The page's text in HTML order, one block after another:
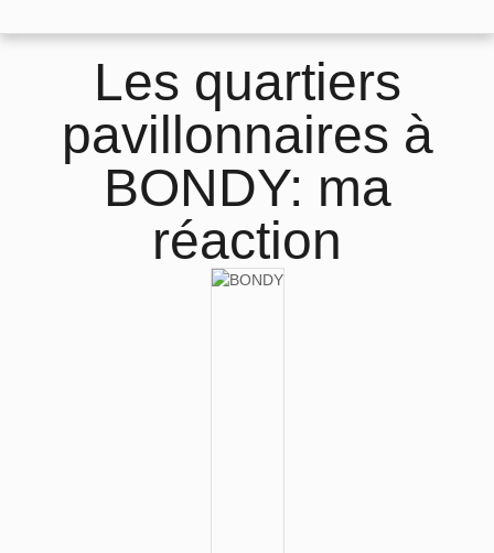
Les quartiers
pavillonnaires à
BONDY: ma
réaction